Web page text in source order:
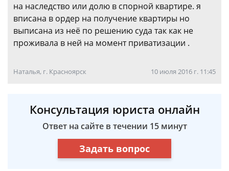
на наследство или долю в спорной квартире. я
вписана в ордер на получение квартиры но
выписана из неё по решению суда так как не
проживала в ней на момент приватизации .
Наталья, г. Красноярск 10 июля 2016 г. 11:45
Консультация юриста онлайн
Ответ на сайте в течении 15 минут
Задать вопрос